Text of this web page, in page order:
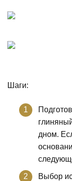
Шаги:
дном.
Выбор